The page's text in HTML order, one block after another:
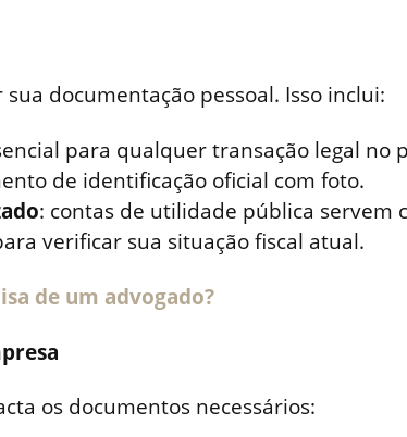
documentação pessoal. Isso inclui:
para qualquer transação legal no
de identificação oficial com foto.
: contas de utilidade pública servem
verificar sua situação fiscal atual.
de um advogado?
os documentos necessários: